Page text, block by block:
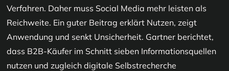
Verfahren. Daher muss Social Media mehr leisten als
Reichweite. Ein guter Beitrag erklärt Nutzen, zeigt
Anwendung und senkt Unsicherheit. Gartner berichtet,
dass B2B-Käufer im Schnitt sieben Informationsquellen
nutzen und zugleich digitale Selbstrecherche